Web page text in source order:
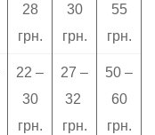
28
грн.
30
грн.
55
грн.
22 –
30
грн.
27 –
32
грн.
50 –
60
грн.